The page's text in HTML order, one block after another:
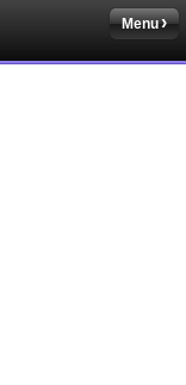
Menu
5